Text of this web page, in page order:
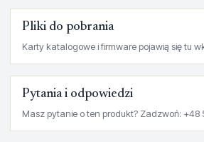
Pliki do pobrania
Karty katalogowe i firmware pojawią się tu
Pytania i odpowiedzi
Masz pytanie o ten produkt? Zadzwoń: +48